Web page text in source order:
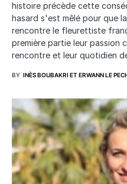
histoire précède cette
hasard s'est mêlé pour que
rencontre le fleurettiste
première partie leur passion
rencontre et leur quotidien
BY INÈS BOUBAKRI ET ERWANN LE